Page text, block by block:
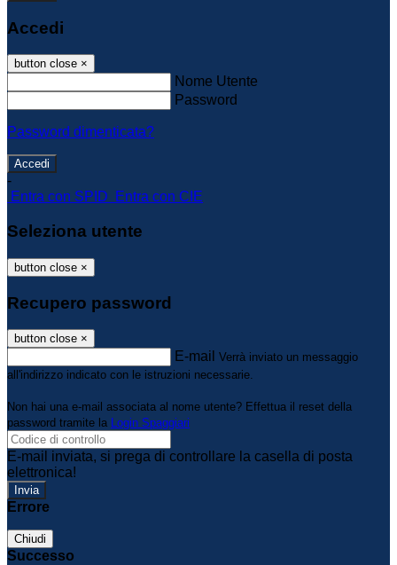
Accedi
button close ×
Nome Utente
Password
Password dimenticata?
-
Entra con SPID
Entra con CIE
Seleziona utente
button close ×
Recupero password
button close ×
E-mail Verrà inviato un messaggio
all'indirizzo indicato con le istruzioni necessarie.
Non hai una e-mail associata al nome utente? Effettua il reset della
password tramite la Login Spaggiari
E-mail inviata, si prega di controllare la casella di posta
elettronica!
Errore
Chiudi
Successo